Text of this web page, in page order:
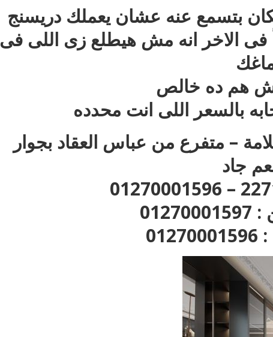
بتسمع عنه عشان يعملك دريسنج
فى الاخر انه مش هيطلع زى اللى فى
هم ده خالص
بالسعر اللى انت محدده
ش عزت سلامة – متفرع من عباس العقاد بجوار
جاد